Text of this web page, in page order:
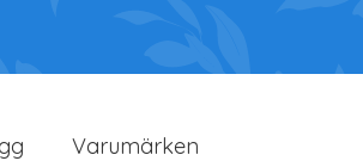
Varumärken